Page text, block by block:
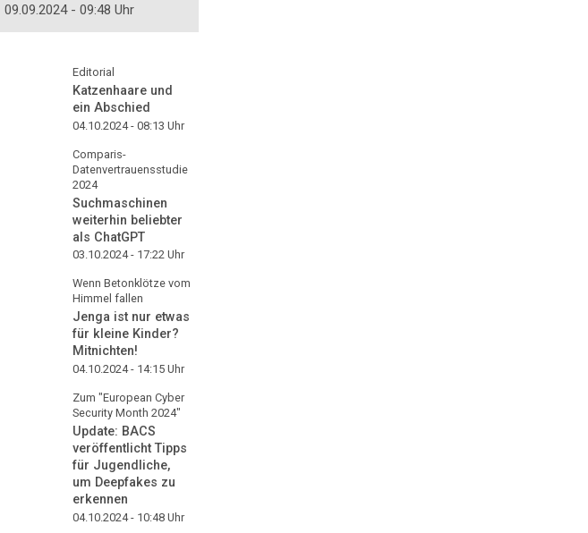
Professional AV & Digital Signage 2019
09.09.2024 - 09:48 Uhr
Editorial
Katzenhaare und
ein Abschied
04.10.2024 - 08:13 Uhr
Comparis-
Datenvertrauensstudie
2024
Suchmaschinen
weiterhin beliebter
als ChatGPT
03.10.2024 - 17:22 Uhr
Wenn Betonklötze vom
Himmel fallen
Jenga ist nur etwas
für kleine Kinder?
Mitnichten!
04.10.2024 - 14:15 Uhr
Zum "European Cyber
Security Month 2024"
Update: BACS
veröffentlicht Tipps
für Jugendliche,
um Deepfakes zu
erkennen
04.10.2024 - 10:48 Uhr